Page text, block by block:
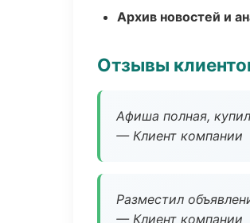
Архив новостей и
Отзывы
Афиша полная,
— Клиент компании
Разместил
— Клиент компании